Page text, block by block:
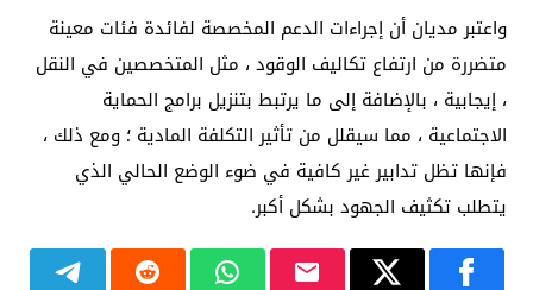
واعتبر مديان أن إجراءات الدعم المخصصة لفائدة فئات معينة
متضررة من ارتفاع تكاليف الوقود ، مثل المتخصصين في النقل
، إيجابية ، بالإضافة إلى ما يرتبط بتنزيل برامج الحماية
الاجتماعية ، مما سيقلل من تأثير التكلفة المادية ؛ ومع ذلك ،
فإنها تظل تدابير غير كافية في ضوء الوضع الحالي الذي
يتطلب تكثيف الجهود بشكل أكبر.